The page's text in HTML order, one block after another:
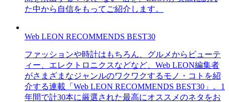
た中から自信をもってご紹介します。
Web LEON RECOMMENDS BEST30
ファッションや時計はもちろん、グルメからビューテ
ィー、エレクトロニクスなどなど、Web LEON編集者
がさまざまなジャンルのワクワクするモノ・コトを紹
介する連載「Web LEON RECOMMENDS BEST30」。1
年間で計30本に厳選された最高にオススメのネタをお